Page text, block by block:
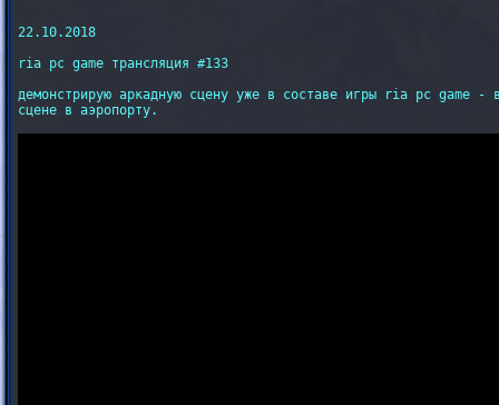
22.10.2018
ria pc game трансляция #133
демонстрирую аркадную сцену уже в составе игры ria pc game -
сцене в аэропорту.